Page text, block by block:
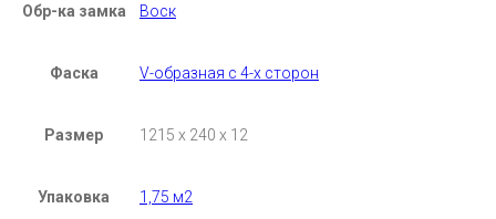
Обр-ка замка Воск
Фаска V-образная с 4-х сторон
Размер 1215 х 240 х 12
Упаковка 1,75 м2